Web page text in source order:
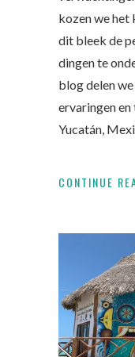
kozen we het
dit bleek de
dingen te
blog delen
ervaringen
Yucatán,
CONTINUE